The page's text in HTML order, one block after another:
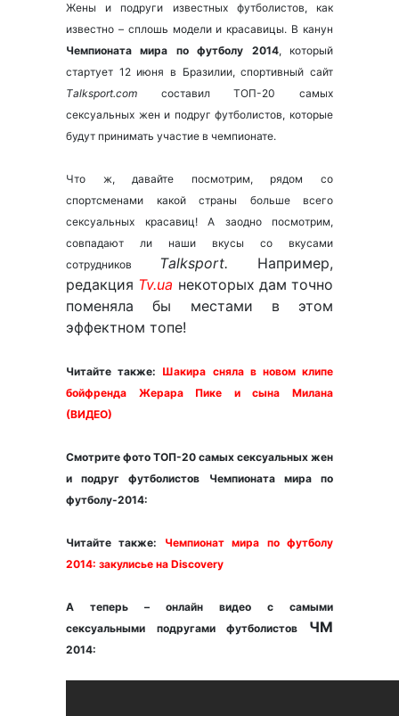
Жены и подруги известных футболистов, как
известно – сплошь модели и красавицы. В канун
Чемпионата мира по футболу 2014, который
стартует 12 июня в Бразилии, спортивный сайт
Тalksport.com составил ТОП-20 самых
сексуальных жен и подруг футболистов, которые
будут принимать участие в чемпионате.
Что ж, давайте посмотрим, рядом со
спортсменами какой страны больше всего
сексуальных красавиц! А заодно посмотрим,
совпадают ли наши вкусы со вкусами
сотрудников Тalksport. Например,
редакция Tv.ua некоторых дам точно
поменяла бы местами в этом
эффектном топе!
Читайте также: Шакира сняла в новом клипе
бойфренда Жерара Пике и сына Милана
(ВИДЕО)
Смотрите фото ТОП-20 самых сексуальных жен
и подруг футболистов Чемпионата мира по
футболу-2014:
Читайте также: Чемпионат мира по футболу
2014: закулисье на Discovery
А теперь – онлайн видео с самыми
сексуальными подругами футболистов ЧМ
2014: